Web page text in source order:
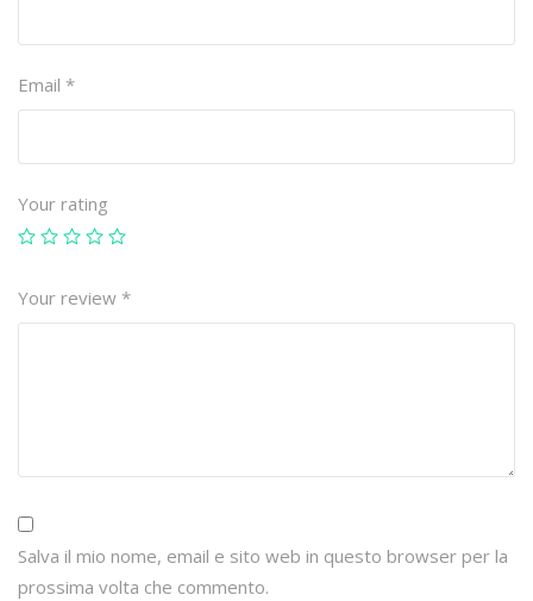
Email *
Your rating
Your review *
Salva il mio nome, email e sito web in questo browser per la
prossima volta che commento.